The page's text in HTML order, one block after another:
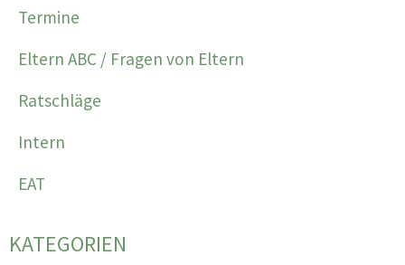
Termine
Eltern ABC / Fragen von Eltern
Ratschläge
Intern
EAT
KATEGORIEN